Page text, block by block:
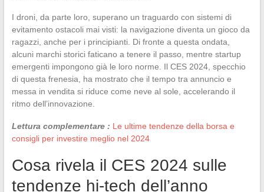
I droni, da parte loro, superano un traguardo con sistemi di
evitamento ostacoli mai visti: la navigazione diventa un gioco da
ragazzi, anche per i principianti. Di fronte a questa ondata,
alcuni marchi storici faticano a tenere il passo, mentre startup
emergenti impongono già le loro norme. Il CES 2024, specchio
di questa frenesia, ha mostrato che il tempo tra annuncio e
messa in vendita si riduce come neve al sole, accelerando il
ritmo dell’innovazione.
Lettura complementare : Le ultime tendenze della borsa e
consigli per investire meglio nel 2024
Cosa rivela il CES 2024 sulle
tendenze hi-tech dell’anno